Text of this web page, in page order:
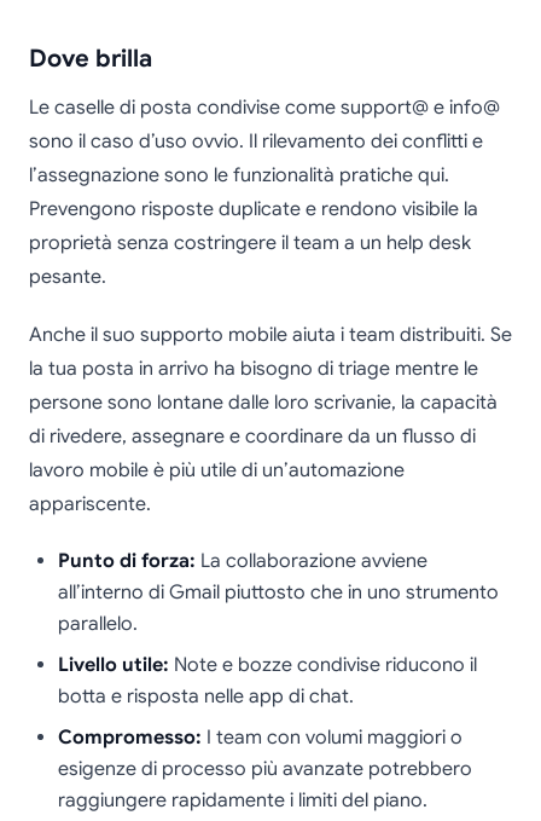
Dove brilla
Le caselle di posta condivise come support@ e info@
sono il caso d’uso ovvio. Il rilevamento dei conflitti e
l’assegnazione sono le funzionalità pratiche qui.
Prevengono risposte duplicate e rendono visibile la
proprietà senza costringere il team a un help desk
pesante.
Anche il suo supporto mobile aiuta i team distribuiti. Se
la tua posta in arrivo ha bisogno di triage mentre le
persone sono lontane dalle loro scrivanie, la capacità
di rivedere, assegnare e coordinare da un flusso di
lavoro mobile è più utile di un’automazione
appariscente.
Punto di forza: La collaborazione avviene
all’interno di Gmail piuttosto che in uno strumento
parallelo.
Livello utile: Note e bozze condivise riducono il
botta e risposta nelle app di chat.
Compromesso: I team con volumi maggiori o
esigenze di processo più avanzate potrebbero
raggiungere rapidamente i limiti del piano.